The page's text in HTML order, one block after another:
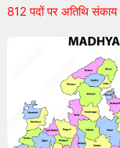
812 पदों पर अतिथि